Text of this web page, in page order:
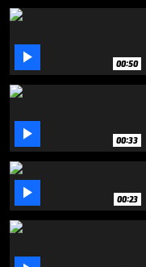
3
minutes,
seconds
 00:50
 00:33
 00:23